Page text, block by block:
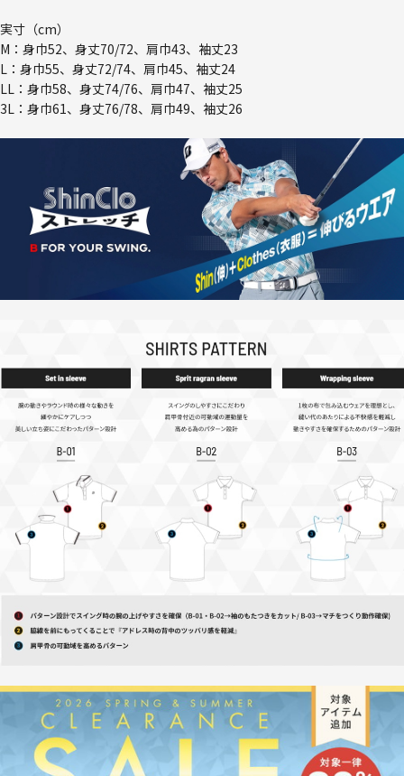
実寸（cm）
M：身巾52、身丈70/72、肩巾43、袖丈23
L：身巾55、身丈72/74、肩巾45、袖丈24
LL：身巾58、身丈74/76、肩巾47、袖丈25
3L：身巾61、身丈76/78、肩巾49、袖丈26